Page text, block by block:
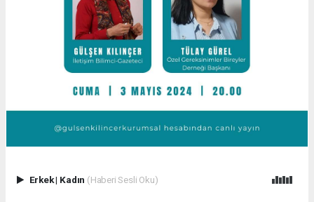
Erkek| Kadın (Haberi Sesli Oku)